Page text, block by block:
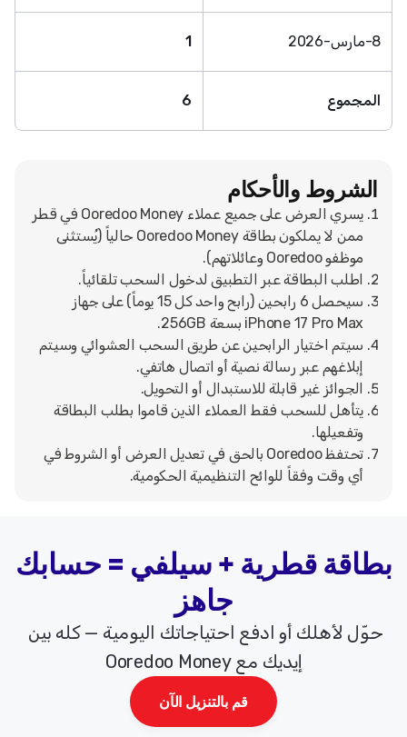
8-مارس-2026 1
المجموع 6
الشروط والأحكام
يسري العرض على جميع عملاء Ooredoo Money في قطر
ممن لا يملكون بطاقة Ooredoo Money حالياً (يُستثنى
موظفو Ooredoo وعائلاتهم).
اطلب البطاقة عبر التطبيق لدخول السحب تلقائياً.
سيحصل 6 رابحين (رابح واحد كل 15 يوماً) على جهاز
iPhone 17 Pro Max بسعة 256GB.
سيتم اختيار الرابحين عن طريق السحب العشوائي وسيتم
إبلاغهم عبر رسالة نصية أو اتصال هاتفي.
الجوائز غير قابلة للاستبدال أو التحويل.
يتأهل للسحب فقط العملاء الذين قاموا بطلب البطاقة
وتفعيلها.
تحتفظ Ooredoo بالحق في تعديل العرض أو الشروط في
أي وقت وفقاً للوائح التنظيمية الحكومية.
بطاقة قطرية + سيلفي = حسابك
جاهز
حوّل لأهلك أو ادفع احتياجاتك اليومية — كله بين
إيديك مع Ooredoo Money
قم بالتنزيل الآن